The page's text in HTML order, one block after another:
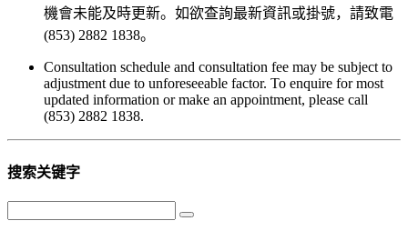
機會未能及時更新。如欲查詢最新資訊或掛號，請致電
(853) 2882 1838。
Consultation schedule and consultation fee may be subject to
adjustment due to unforeseeable factor. To enquire for most
updated information or make an appointment, please call
(853) 2882 1838.
搜索关键字